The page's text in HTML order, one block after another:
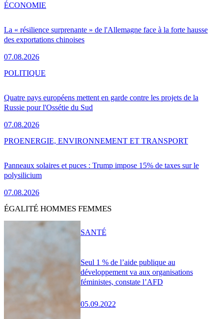
La « résilience surprenante » de l'Allemagne face à la forte hausse
des exportations chinoises
07.08.2026
ÉCONOMIE
Quatre pays européens mettent en garde contre les projets de la
Russie pour l'Ossétie du Sud
07.08.2026
POLITIQUE
Panneaux solaires et puces : Trump impose 15% de taxes sur le
polysilicium
07.08.2026
PROENERGIE, ENVIRONNEMENT ET TRANSPORT
ÉGALITÉ HOMMES FEMMES
Seul 1 % de l’aide publique au
développement va aux organisations
féministes, constate l’AFD
05.09.2022
SANTÉ